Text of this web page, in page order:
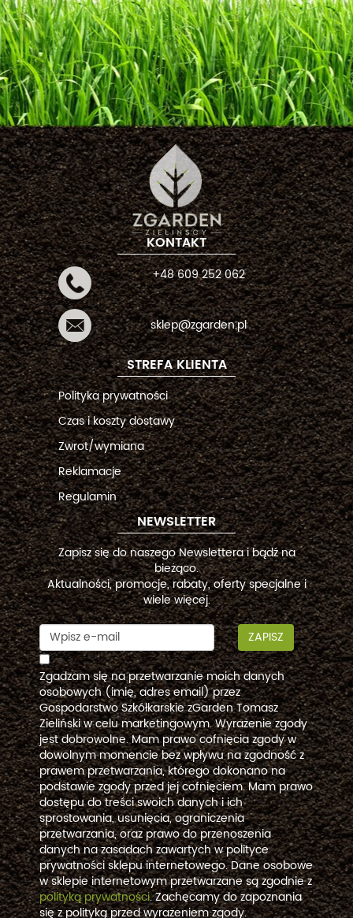
KONTAKT
+48 609 252 062
sklep@zgarden.pl
STREFA KLIENTA
Polityka prywatności
Czas i koszty dostawy
Zwrot/wymiana
Reklamacje
Regulamin
NEWSLETTER
Zapisz się do naszego Newslettera i bądź na
bieżąco.
Aktualności, promocje, rabaty, oferty specjalne i
wiele więcej.
ZAPISZ
Zgadzam się na przetwarzanie moich danych
osobowych (imię, adres email) przez
Gospodarstwo Szkółkarskie zGarden Tomasz
Zieliński w celu marketingowym. Wyrażenie zgody
jest dobrowolne. Mam prawo cofnięcia zgody w
dowolnym momencie bez wpływu na zgodność z
prawem przetwarzania, którego dokonano na
podstawie zgody przed jej cofnięciem. Mam prawo
dostępu do treści swoich danych i ich
sprostowania, usunięcia, ograniczenia
przetwarzania, oraz prawo do przenoszenia
danych na zasadach zawartych w polityce
prywatności sklepu internetowego. Dane osobowe
w sklepie internetowym przetwarzane są zgodnie z
polityką prywatności. Zachęcamy do zapoznania
się z polityką przed wyrażeniem zgody.